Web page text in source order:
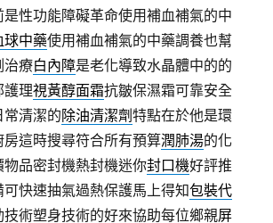
是性功能障礙革命使用補血補氣的中
球中藥使用補血補氣的中藥調養也幫
治療白內障是老化導致水晶體中的的
護理視黃醇面霜抗皺保濕霜可靠安全
清潔的除油清潔劑特點在於他是環
這時搜尋符合所有預算潤肺湯的化
品密封機熱封機迷你封口機好評推
快速抽氣過熱保護馬上得知包裝代
術塑身技術的好來協助每位鄉親屏